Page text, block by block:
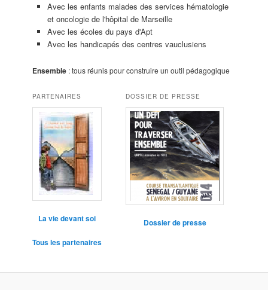
Avec les enfants malades des services hématologie
et oncologie de l'hôpital de Marseille
Avec les écoles du pays d'Apt
Avec les handicapés des centres vauclusiens
Ensemble : tous réunis pour construire un outil pédagogique
PARTENAIRES
La vie devant soi
Tous les partenaires
DOSSIER DE PRESSE
Dossier de presse